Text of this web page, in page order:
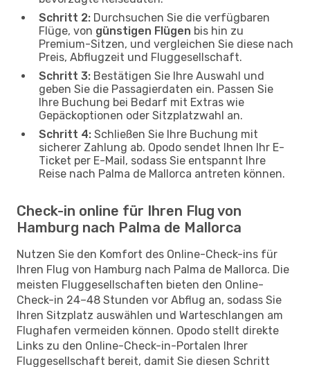
Schritt 2: Durchsuchen Sie die verfügbaren
Flüge, von günstigen Flügen bis hin zu
Premium-Sitzen, und vergleichen Sie diese nach
Preis, Abflugzeit und Fluggesellschaft.
Schritt 3: Bestätigen Sie Ihre Auswahl und
geben Sie die Passagierdaten ein. Passen Sie
Ihre Buchung bei Bedarf mit Extras wie
Gepäckoptionen oder Sitzplatzwahl an.
Schritt 4: Schließen Sie Ihre Buchung mit
sicherer Zahlung ab. Opodo sendet Ihnen Ihr E-
Ticket per E-Mail, sodass Sie entspannt Ihre
Reise nach Palma de Mallorca antreten können.
Check-in online für Ihren Flug von
Hamburg nach Palma de Mallorca
Nutzen Sie den Komfort des Online-Check-ins für
Ihren Flug von Hamburg nach Palma de Mallorca. Die
meisten Fluggesellschaften bieten den Online-
Check-in 24–48 Stunden vor Abflug an, sodass Sie
Ihren Sitzplatz auswählen und Warteschlangen am
Flughafen vermeiden können. Opodo stellt direkte
Links zu den Online-Check-in-Portalen Ihrer
Fluggesellschaft bereit, damit Sie diesen Schritt